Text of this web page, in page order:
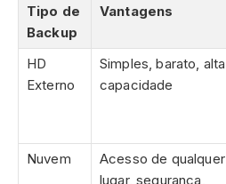
Tipo de
Backup
Vantagens
HD
Externo
Simples, barato, alta
capacidade
Nuvem
Acesso de qualquer
lugar, segurança,